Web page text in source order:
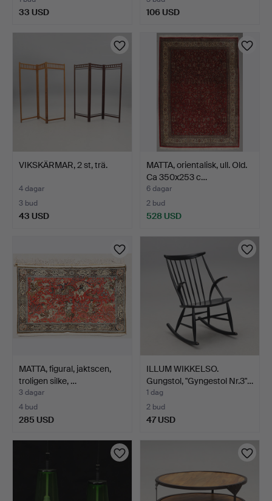
33 USD 106 USD
VIKSKÄRMAR, 2 st, trä.
4 dagar
3 bud
43 USD
MATTA, orientalisk, ull. Old.
Ca 350x253 c…
6 dagar
2 bud
528 USD
MATTA, figural, jaktscen,
troligen silke, …
3 dagar
4 bud
285 USD
ILLUM WIKKELSO.
Gungstol, "Gyngestol Nr.3"…
1 dag
2 bud
47 USD